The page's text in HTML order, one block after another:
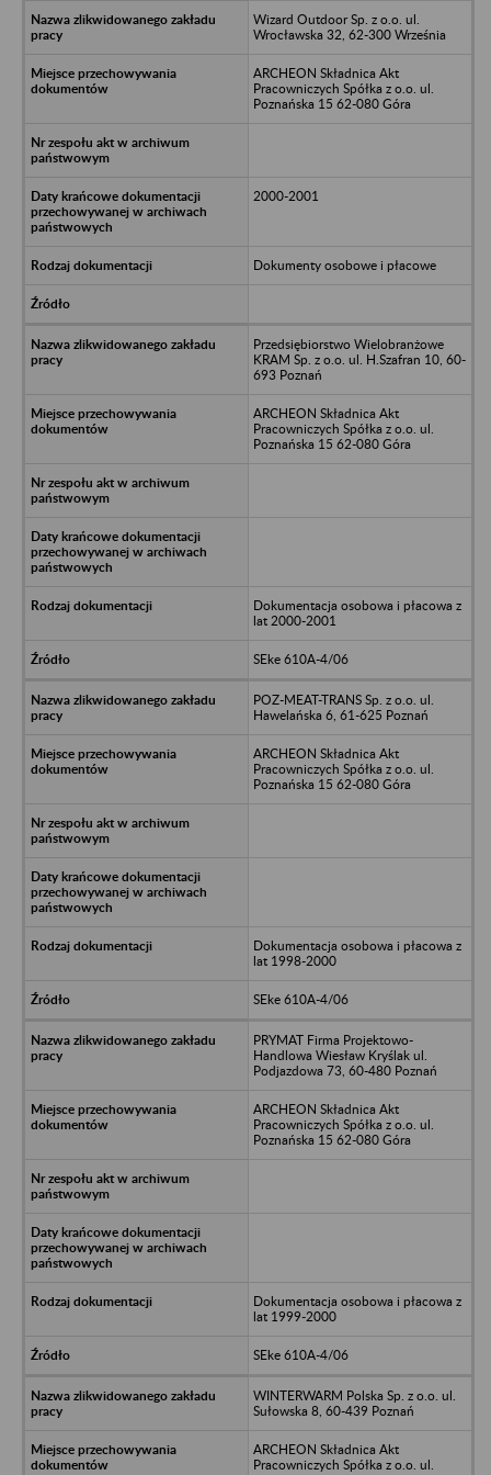
Wizard Outdoor Sp. z o.o. ul.
Wrocławska 32, 62-300 Września
ARCHEON Składnica Akt
Pracowniczych Spółka z o.o. ul.
Poznańska 15 62-080 Góra
2000-2001
Dokumenty osobowe i płacowe
Przedsiębiorstwo Wielobranżowe
KRAM Sp. z o.o. ul. H.Szafran 10, 60-
693 Poznań
ARCHEON Składnica Akt
Pracowniczych Spółka z o.o. ul.
Poznańska 15 62-080 Góra
Dokumentacja osobowa i płacowa z
lat 2000-2001
SEke 610A-4/06
POZ-MEAT-TRANS Sp. z o.o. ul.
Hawelańska 6, 61-625 Poznań
ARCHEON Składnica Akt
Pracowniczych Spółka z o.o. ul.
Poznańska 15 62-080 Góra
Dokumentacja osobowa i płacowa z
lat 1998-2000
SEke 610A-4/06
PRYMAT Firma Projektowo-
Handlowa Wiesław Kryślak ul.
Podjazdowa 73, 60-480 Poznań
ARCHEON Składnica Akt
Pracowniczych Spółka z o.o. ul.
Poznańska 15 62-080 Góra
Dokumentacja osobowa i płacowa z
lat 1999-2000
SEke 610A-4/06
WINTERWARM Polska Sp. z o.o. ul.
Sułowska 8, 60-439 Poznań
ARCHEON Składnica Akt
Pracowniczych Spółka z o.o. ul.